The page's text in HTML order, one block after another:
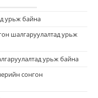
урьж байна
шалгаруулалтад урьж
урьж байна
сонгон